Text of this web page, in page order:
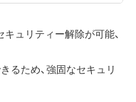
ュリティー解除が可能、
るため、強固なセキュリ